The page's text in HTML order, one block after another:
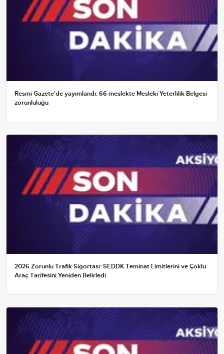
Resmi Gazete'de yayımlandı: 66 meslekte Mesleki Yeterlilik Belgesi
zorunluluğu
2026 Zorunlu Trafik Sigortası: SEDDK Teminat Limitlerini ve Çoklu
Araç Tarifesini Yeniden Belirledi